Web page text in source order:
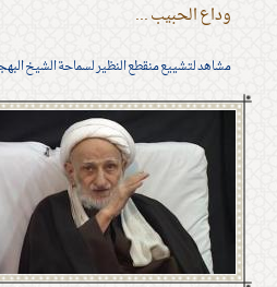
وداع الحبيب ...
مشاهد لتشييع منقطع النظير لسماحة الشيخ